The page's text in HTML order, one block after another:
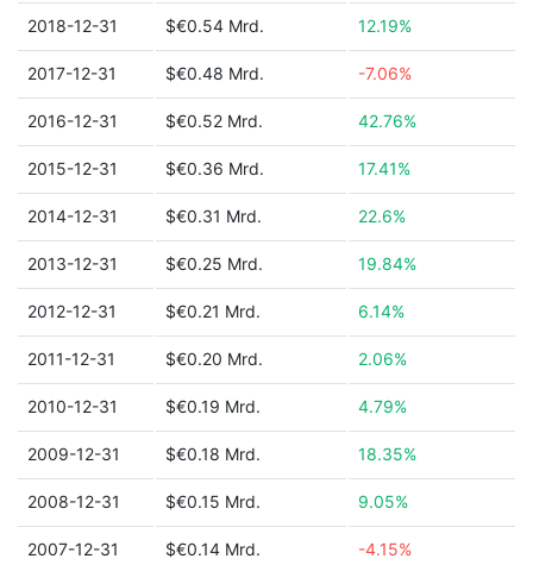
2018-12-31 $€0.54 Mrd. 12.19%
2017-12-31 $€0.48 Mrd. -7.06%
2016-12-31 $€0.52 Mrd. 42.76%
2015-12-31 $€0.36 Mrd. 17.41%
2014-12-31 $€0.31 Mrd. 22.6%
2013-12-31 $€0.25 Mrd. 19.84%
2012-12-31 $€0.21 Mrd. 6.14%
2011-12-31 $€0.20 Mrd. 2.06%
2010-12-31 $€0.19 Mrd. 4.79%
2009-12-31 $€0.18 Mrd. 18.35%
2008-12-31 $€0.15 Mrd. 9.05%
2007-12-31 $€0.14 Mrd. -4.15%